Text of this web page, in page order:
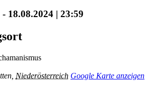
- 18.08.2024 | 23:59
Niederösterreich Google Karte anzeigen